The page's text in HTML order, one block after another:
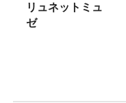
リュネットミュ
ゼ